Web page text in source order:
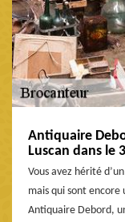
Antiquaire
Luscan dans le
Vous avez hérité
mais qui sont encore
Antiquaire Debord,